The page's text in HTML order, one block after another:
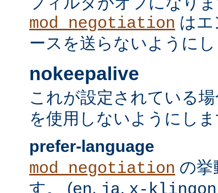
mod_negotiation は
ースを送らないように
nokeepalive
これが設定されている
を使用しないようにし
prefer-language
mod_negotiation の挙
す。 (
, ,